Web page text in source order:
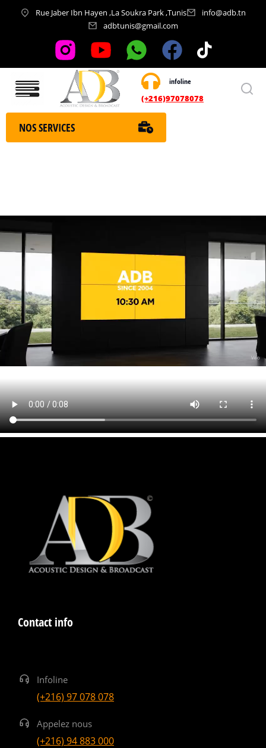
Rue Jaber Ibn Hayen ,La Soukra Park ,Tunis
info@adb.tn
adbtunis@gmail.com
infoline
(+216)97078078
Nos services
NOS SERVICES
Contact info
Infoline
(+216) 97 078 078
Appelez nous
(+216) 94 883 000